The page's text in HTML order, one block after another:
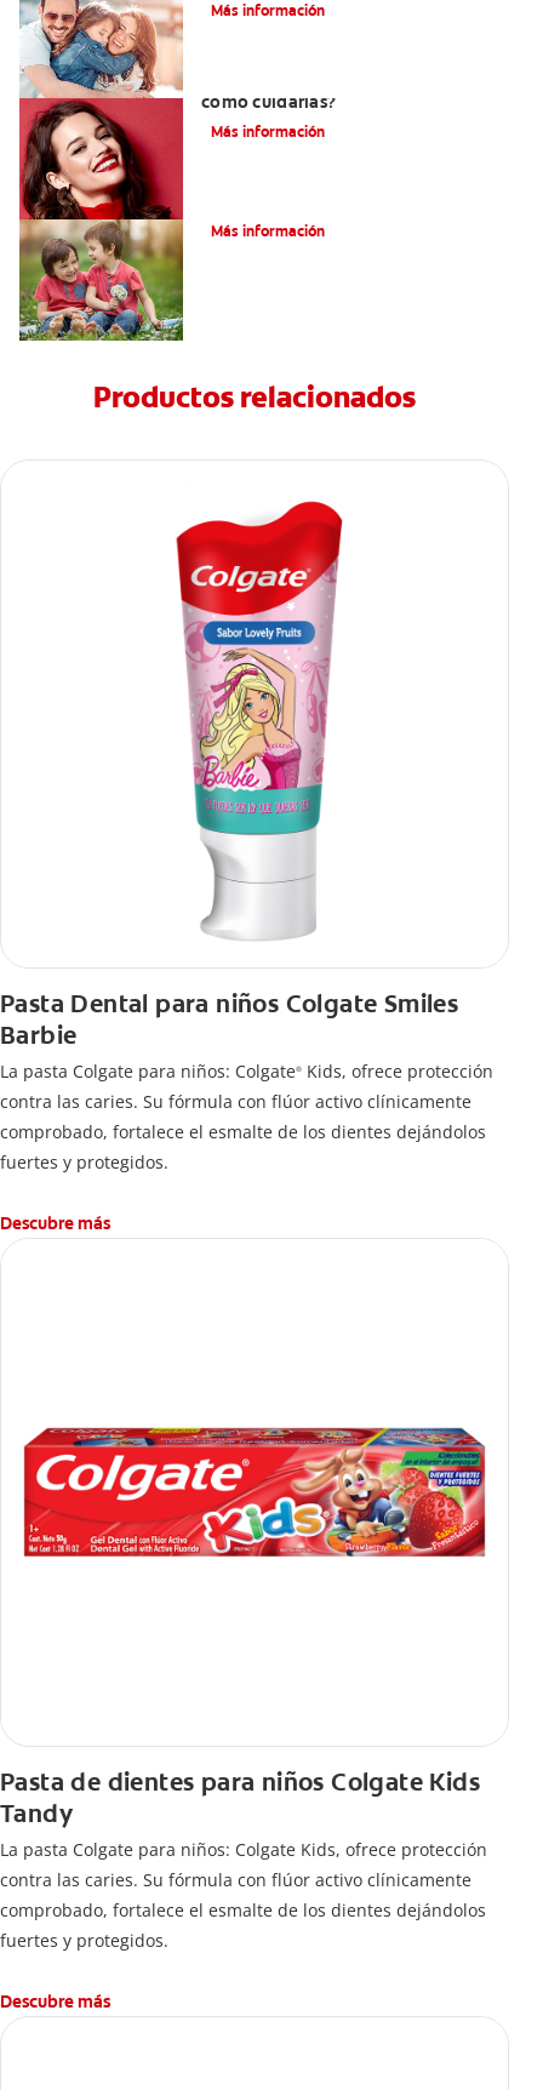
Más información
cómo cuidarlas?
Más información
Más información
Productos relacionados
Pasta Dental para niños Colgate Smiles
Barbie
La pasta Colgate para niños: Colgate® Kids, ofrece protección
contra las caries. Su fórmula con flúor activo clínicamente
comprobado, fortalece el esmalte de los dientes dejándolos
fuertes y protegidos.
Descubre más
Pasta de dientes para niños Colgate Kids
Tandy
La pasta Colgate para niños: Colgate Kids, ofrece protección
contra las caries. Su fórmula con flúor activo clínicamente
comprobado, fortalece el esmalte de los dientes dejándolos
fuertes y protegidos.
Descubre más